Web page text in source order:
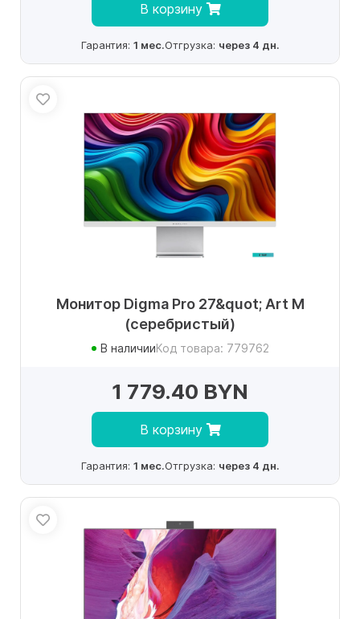
В корзину
Гарантия: 1 мес.Отгрузка: через 4 дн.
Монитор Digma Pro 27&quot; Art M
(серебристый)
В наличииКод товара: 779762
1 779.40 BYN
В корзину
Гарантия: 1 мес.Отгрузка: через 4 дн.